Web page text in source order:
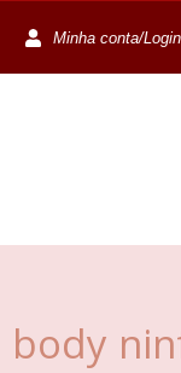
Minha conta/Login
body